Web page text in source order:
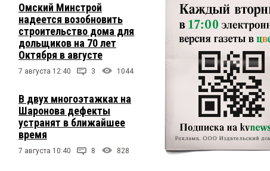
Омский Минстрой
надеется возобновить
строительство дома для
дольщиков на 70 лет
Октября в августе
7 августа 12:40 3 1044
В двух многоэтажках на
Шаронова дефекты
устранят в ближайшее
время
7 августа 10:40 8 828